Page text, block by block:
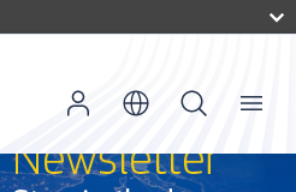
Menu